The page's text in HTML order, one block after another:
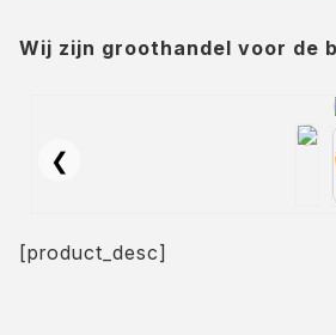
Wij zijn groothandel voor de
❮
[product_desc]